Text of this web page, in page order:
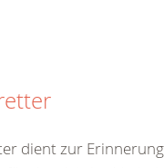
dient zur